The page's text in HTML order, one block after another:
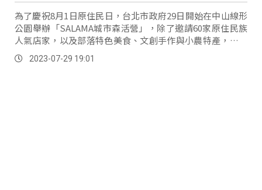
為了慶祝8月1日原住民日，台北市政府29日開始在中山線形
公園舉辦「SALAMA城市森活營」，除了邀請60家原住民族
人氣店家，以及部落特色美食、文創手作與小農特產，現場
來安排族服體驗、親子DIY互動遊戲等多元化體驗活動，市
長也希望邀請民眾一同前來，感受原住民族獨特且智慧的生
2023-07-29 19:01